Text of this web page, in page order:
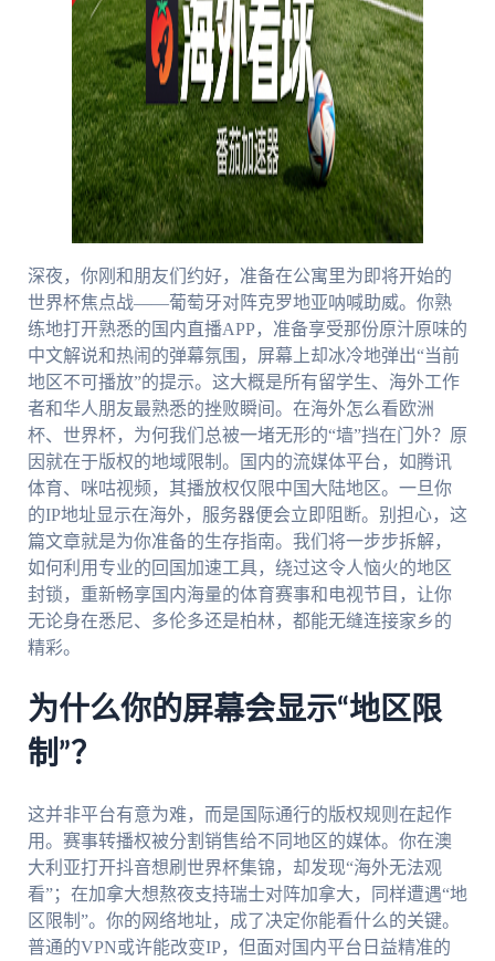
深夜，你刚和朋友们约好，准备在公寓里为即将开始的
世界杯焦点战——葡萄牙对阵克罗地亚呐喊助威。你熟
练地打开熟悉的国内直播APP，准备享受那份原汁原味的
中文解说和热闹的弹幕氛围，屏幕上却冰冷地弹出“当前
地区不可播放”的提示。这大概是所有留学生、海外工作
者和华人朋友最熟悉的挫败瞬间。在海外怎么看欧洲
杯、世界杯，为何我们总被一堵无形的“墙”挡在门外？原
因就在于版权的地域限制。国内的流媒体平台，如腾讯
体育、咪咕视频，其播放权仅限中国大陆地区。一旦你
的IP地址显示在海外，服务器便会立即阻断。别担心，这
篇文章就是为你准备的生存指南。我们将一步步拆解，
如何利用专业的回国加速工具，绕过这令人恼火的地区
封锁，重新畅享国内海量的体育赛事和电视节目，让你
无论身在悉尼、多伦多还是柏林，都能无缝连接家乡的
精彩。
为什么你的屏幕会显示“地区限
制”？
这并非平台有意为难，而是国际通行的版权规则在起作
用。赛事转播权被分割销售给不同地区的媒体。你在澳
大利亚打开抖音想刷世界杯集锦，却发现“海外无法观
看”；在加拿大想熬夜支持瑞士对阵加拿大，同样遭遇“地
区限制”。你的网络地址，成了决定你能看什么的关键。
普通的VPN或许能改变IP，但面对国内平台日益精准的